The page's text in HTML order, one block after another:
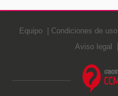
Equipo Condiciones de uso
Aviso legal